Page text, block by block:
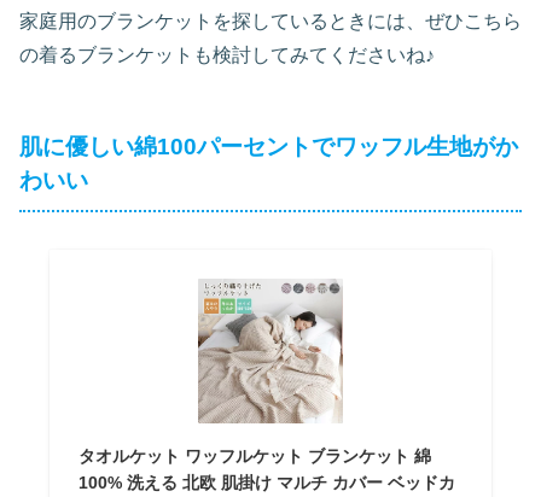
家庭用のブランケットを探しているときには、ぜひこちら
の着るブランケットも検討してみてくださいね♪
肌に優しい綿100パーセントでワッフル生地がか
わいい
タオルケット ワッフルケット ブランケット 綿
100% 洗える 北欧 肌掛け マルチ カバー ベッドカ